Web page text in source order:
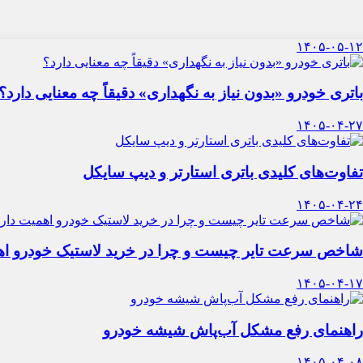
۱۴۰۵-۰۵-۱۲
باتری خودرو «بدون نیاز به نگهداری» دقیقاً چه معنایی دارد؟
۱۴۰۵-۰۴-۲۷
تفاوت‌های کلیدی باتری استارتر و دیپ سایکل
۱۴۰۵-۰۴-۲۴
شاخص سرعت تایر چیست و چرا در خرید لاستیک خودرو
۱۴۰۵-۰۴-۱۷
راهنمای رفع مشکل آب‌پاش شیشه خودرو